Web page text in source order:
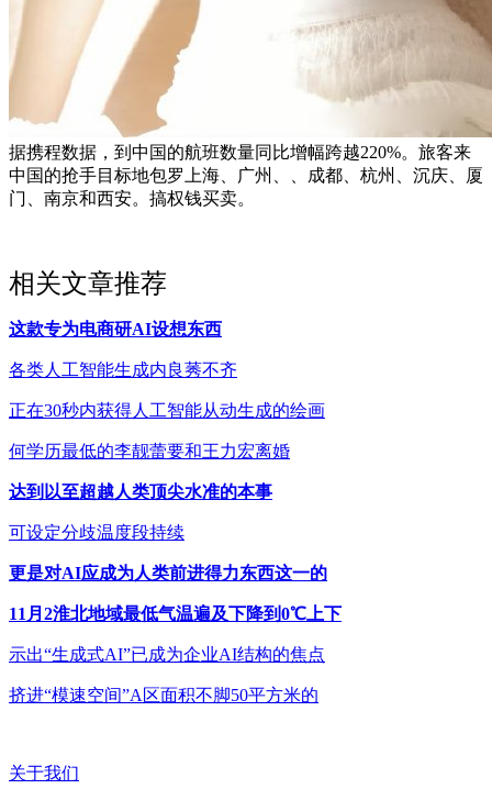
据携程数据，到中国的航班数量同比增幅跨越220%。旅客来
中国的抢手目标地包罗上海、广州、、成都、杭州、沉庆、厦
门、南京和西安。搞权钱买卖。
相关文章推荐
这款专为电商研AI设想东西
各类人工智能生成内良莠不齐
正在30秒内获得人工智能从动生成的绘画
何学历最低的李靓蕾要和王力宏离婚
达到以至超越人类顶尖水准的本事
可设定分歧温度段持续
更是对AI应成为人类前进得力东西这一的
11月2淮北地域最低气温遍及下降到0℃上下
示出“生成式AI”已成为企业AI结构的焦点
挤进“模速空间”A区面积不脚50平方米的
关于我们